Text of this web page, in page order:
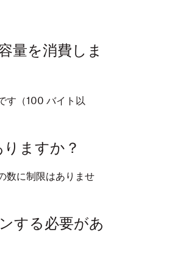
量を消費しま
す（100 バイト以
ますか？
数に制限はありませ
する必要があ